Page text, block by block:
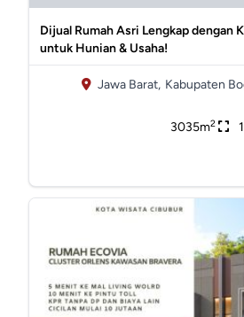
Dijual Rumah Asri Lengkap dengan
untuk Hunian & Usaha!
Jawa Barat, Kabupaten
3035m2